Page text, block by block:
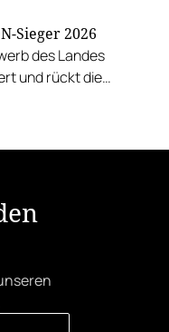
Sieger 2026
des Landes
und rückt die